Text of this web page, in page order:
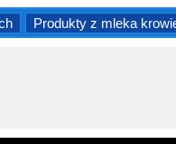
Produkty z mleka